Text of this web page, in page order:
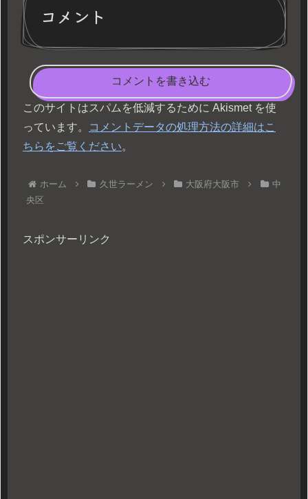
コメント
コメントを書き込む
このサイトはスパムを低減するために Akismet を使
っています。
コメントデータの処理方法の詳細はこ
ちらをご覧ください。
ホーム 久世ラーメン 大阪府大阪市
中
央区
スポンサーリンク